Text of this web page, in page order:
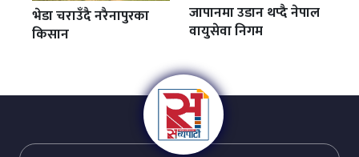
भेडा चराउँदै नरैनापुरका
किसान
जापानमा उडान थप्दै नेपाल
वायुसेवा निगम